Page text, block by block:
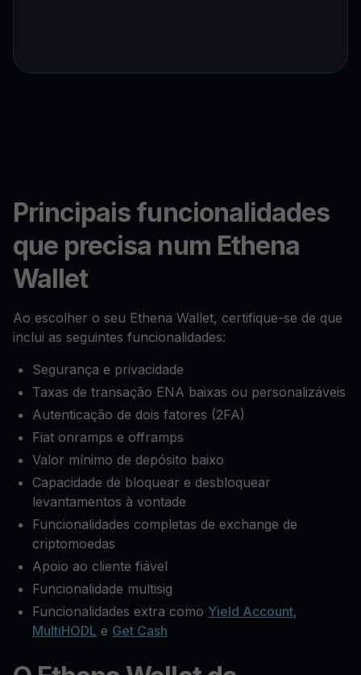
Principais funcionalidades
que precisa num Ethena
Wallet
Ao escolher o seu Ethena Wallet, certifique-se de que
inclui as seguintes funcionalidades:
Segurança e privacidade
Taxas de transação ENA baixas ou personalizáveis
Autenticação de dois fatores (2FA)
Fiat onramps e offramps
Valor mínimo de depósito baixo
Capacidade de bloquear e desbloquear
levantamentos à vontade
Funcionalidades completas de exchange de
criptomoedas
Apoio ao cliente fiável
Funcionalidade multisig
Funcionalidades extra como Yield Account,
MultiHODL e Get Cash